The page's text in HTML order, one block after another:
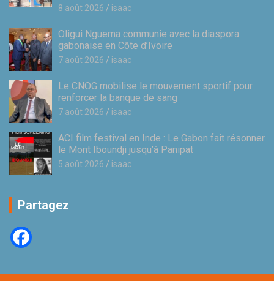
8 août 2026 isaac
Oligui Nguema communie avec la diaspora
gabonaise en Côte d’Ivoire
7 août 2026 isaac
Le CNOG mobilise le mouvement sportif pour
renforcer la banque de sang
7 août 2026 isaac
ACI film festival en Inde : Le Gabon fait résonner
le Mont Iboundji jusqu’à Panipat
5 août 2026 isaac
Partagez